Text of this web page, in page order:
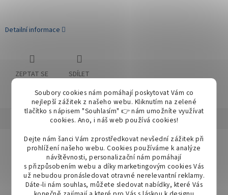
Soubory cookies nám pomáhají poskytovat Vám co
nejlepší zážitek z našeho webu. Kliknutím na zelené
tlačítko s nápisem "Souhlasím" 👉 nám umožníte využívat
cookies. Ano, i náš web používá cookies!
Dejte nám šanci Vám zprostředkovat nevšední zážitek při
prohlížení našeho webu. Cookies používáme k analýze
návštěvnosti, personalizační nám pomáhají
s přizpůsobením webu a díky marketingovým cookies Vás
už nebudou pronásledovat otravné nerelevantní reklamy.
Dáte-li nám souhlas, můžete sledovat nabídky, které Vás
Detailní informace
ZEPTAT SE SDÍLET
Diskuze
Detailní popis produktu
Je vybaveno LG LEDčočkou rozptylující světlo, který má dlouhý
dosah.